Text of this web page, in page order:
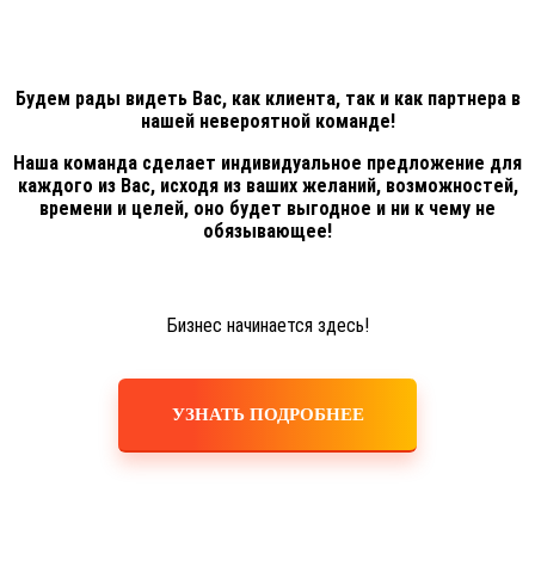
Будем рады видеть Вас, как клиента, так и как партнера в
нашей невероятной команде!
Наша команда сделает индивидуальное предложение для
каждого из Вас, исходя из ваших желаний, возможностей,
времени и целей, оно будет выгодное и ни к чему не
обязывающее!
Бизнес начинается здесь!
УЗНАТЬ ПОДРОБНЕЕ